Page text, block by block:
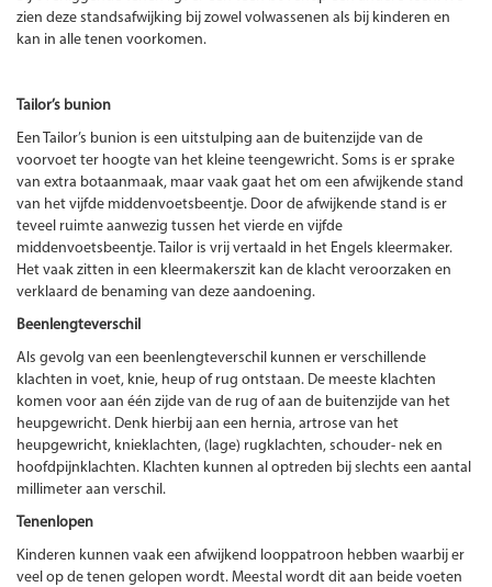
zien deze standsafwijking bij zowel volwassenen als bij kinderen en
kan in alle tenen voorkomen.
Tailor’s bunion
Een Tailor’s bunion is een uitstulping aan de buitenzijde van de
voorvoet ter hoogte van het kleine teengewricht. Soms is er sprake
van extra botaanmaak, maar vaak gaat het om een afwijkende stand
van het vijfde middenvoetsbeentje. Door de afwijkende stand is er
teveel ruimte aanwezig tussen het vierde en vijfde
middenvoetsbeentje. Tailor is vrij vertaald in het Engels kleermaker.
Het vaak zitten in een kleermakerszit kan de klacht veroorzaken en
verklaard de benaming van deze aandoening.
Beenlengteverschil
Als gevolg van een beenlengteverschil kunnen er verschillende
klachten in voet, knie, heup of rug ontstaan. De meeste klachten
komen voor aan één zijde van de rug of aan de buitenzijde van het
heupgewricht. Denk hierbij aan een hernia, artrose van het
heupgewricht, knieklachten, (lage) rugklachten, schouder- nek en
hoofdpijnklachten. Klachten kunnen al optreden bij slechts een aantal
millimeter aan verschil.
Tenenlopen
Kinderen kunnen vaak een afwijkend looppatroon hebben waarbij er
veel op de tenen gelopen wordt. Meestal wordt dit aan beide voeten